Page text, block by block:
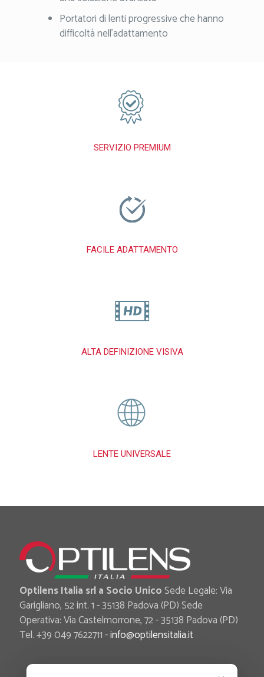
Portatori di lenti progressive che hanno
difficoltà nell’adattamento
SERVIZIO PREMIUM
FACILE ADATTAMENTO
ALTA DEFINIZIONE VISIVA
LENTE UNIVERSALE
Optilens Italia srl a Socio UnicoSede Legale: Via
Garigliano, 52 int. 1 - 35138 Padova (PD) Sede
Operativa: Via Castelmorrone, 72 - 35138 Padova (PD)
Tel. +39 049 7622711 -info@optilensitalia.it